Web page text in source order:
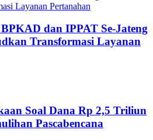
dan IPPAT Se-Jateng
Transformasi Layanan
Soal Dana Rp 2,5 Triliun
Pascabencana